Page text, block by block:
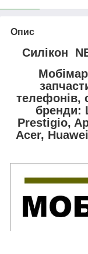
Опис
Силікон
телефонів,
бренди:
Prestigio,
Acer,